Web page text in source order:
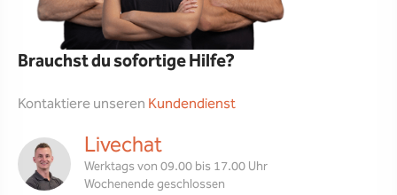
Brauchst du sofortige Hilfe?
Kontaktiere unseren Kundendienst
Livechat
Werktags von 09.00 bis 17.00 Uhr
Wochenende geschlossen